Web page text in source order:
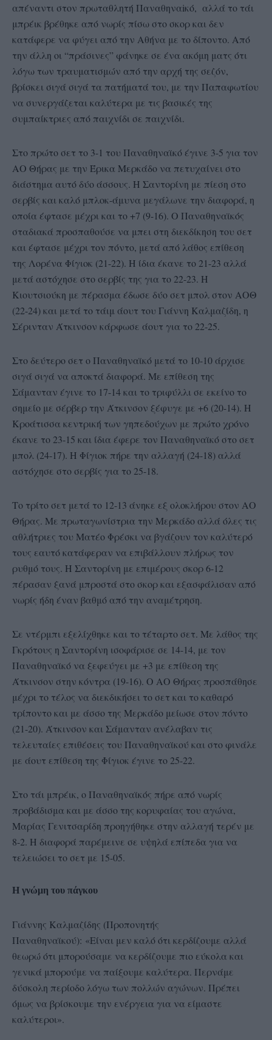
απέναντι στον πρωταθλητή Παναθηναiκό, αλλά το τάι
μπρέικ βρέθηκε από νωρίς πίσω στο σκορ και δεν
κατάφερε να φύγει από την Αθήνα με το δίποντο. Από
την άλλη οι “πράσινες” φάνηκε σε ένα ακόμη ματς ότι
λόγω των τραυματισμών από την αρχή της σεζόν,
βρίσκει σιγά σιγά τα πατήματά του, με την Παπαφωτίου
να συνεργάζεται καλύτερα με τις βασικές της
συμπαίκτριες από παιχνίδι σε παιχνίδι.
Στο πρώτο σετ το 3-1 του Παναθηναϊκό έγινε 3-5 για τον
ΑΟ Θήρας με την Έρικα Μερκάδο να πετυχαίνει στο
διάστημα αυτό δύο άσσους. Η Σαντορίνη με πίεση στο
σερβίς και καλό μπλοκ-άμυνα μεγάλωνε την διαφορά, η
οποία έφτασε μέχρι και το +7 (9-16). Ο Παναθηναϊκός
σταδιακά προσπαθούσε να μπει στη διεκδίκηση του σετ
και έφτασε μέχρι τον πόντο, μετά από λάθος επίθεση
της Λορένα Φίγιοκ (21-22). Η ίδια έκανε το 21-23 αλλά
μετά αστόχησε στο σερβίς της για το 22-23. Η
Κιουτσιούκη με πέρασμα έδωσε δύο σετ μπολ στον ΑΟΘ
(22-24) και μετά το τάιμ άουτ του Γιάννη Καλμαζίδη, η
Σέρινταν Άτκινσον κάρφωσε άουτ για το 22-25.
Στο δεύτερο σετ ο Παναθηναϊκό μετά το 10-10 άρχισε
σιγά σιγά να αποκτά διαφορά. Με επίθεση της
Σάμανταν έγινε το 17-14 και το τριφύλλι σε εκείνο το
σημείο με σέρβερ την Άτκινσον ξέφυγε με +6 (20-14). Η
Κροάτισσα κεντρική των γηπεδούχων με πρώτο χρόνο
έκανε το 23-15 και ίδια έφερε τον Παναθηναϊκό στο σετ
μπολ (24-17). Η Φίγιοκ πήρε την αλλαγή (24-18) αλλά
αστόχησε στο σερβίς για το 25-18.
Το τρίτο σετ μετά το 12-13 άνηκε εξ ολοκλήρου στον ΑΟ
Θήρας. Με πρωταγωνίστρια την Μερκάδο αλλά όλες τις
αθλήτριες του Ματέο Φρέσκι να βγάζουν τον καλύτερό
τους εαυτό κατάφεραν να επιβάλλουν πλήρως τον
ρυθμό τους. Η Σαντορίνη με επιμέρους σκορ 6-12
πέρασαν ξανά μπροστά στο σκορ και εξασφάλισαν από
νωρίς ήδη έναν βαθμό από την αναμέτρηση.
Σε ντέρμπι εξελίχθηκε και το τέταρτο σετ. Με λάθος της
Γκρότους η Σαντορίνη ισοφάρισε σε 14-14, με τον
Παναθηναϊκό να ξεφεύγει με +3 με επίθεση της
Άτκινσον στην κόντρα (19-16). Ο ΑΟ Θήρας προσπάθησε
μέχρι το τέλος να διεκδικήσει το σετ και το καθαρό
τρίποντο και με άσσο της Μερκάδο μείωσε στον πόντο
(21-20). Άτκινσον και Σάμανταν ανέλαβαν τις
τελευταίες επιθέσεις του Παναθηναϊκού και στο φινάλε
με άουτ επίθεση της Φίγιοκ έγινε το 25-22.
Στο τάι μπρέικ, ο Παναθηναϊκός πήρε από νωρίς
προβάδισμα και με άσσο της κορυφαίας του αγώνα,
Μαρίας Γενιτσαρίδη προηγήθηκε στην αλλαγή τερέν με
8-2. Η διαφορά παρέμεινε σε υψηλά επίπεδα για να
τελειώσει το σετ με 15-05.
Η γνώμη του πάγκου
Γιάννης Καλμαζίδης (Προπονητής
Παναθηναϊκού): «Είναι μεν καλό ότι κερδίζουμε αλλά
θεωρώ ότι μπορούσαμε να κερδίζουμε πιο εύκολα και
γενικά μπορούμε να παίξουμε καλύτερα. Περνάμε
δύσκολη περίοδο λόγω των πολλών αγώνων. Πρέπει
όμως να βρίσκουμε την ενέργεια για να είμαστε
καλύτεροι».